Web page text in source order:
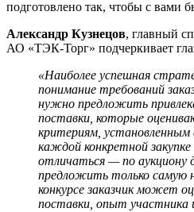
подготовлено так, чтобы с вами
Александр Кузнецов, главный
АО «ТЭК-Торг» подчеркивает
«Наиболее успешная
понимание требований
нужно предложить
поставки, которые
критериям,
каждой конкретной
отличаться — по аукциону
предложить только самую
конкурсе заказчик может
поставки, опыт участника